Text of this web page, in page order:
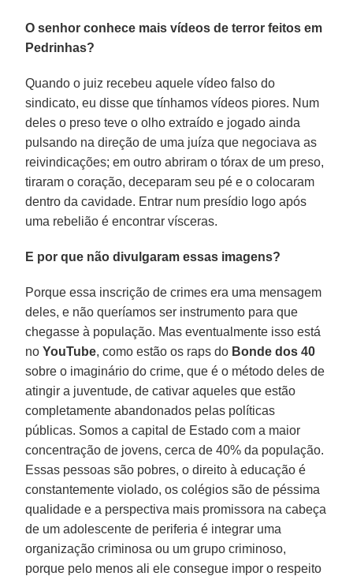
O senhor conhece mais vídeos de terror feitos em
Pedrinhas?
Quando o juiz recebeu aquele vídeo falso do
sindicato, eu disse que tínhamos vídeos piores. Num
deles o preso teve o olho extraído e jogado ainda
pulsando na direção de uma juíza que negociava as
reivindicações; em outro abriram o tórax de um preso,
tiraram o coração, deceparam seu pé e o colocaram
dentro da cavidade. Entrar num presídio logo após
uma rebelião é encontrar vísceras.
E por que não divulgaram essas imagens?
Porque essa inscrição de crimes era uma mensagem
deles, e não queríamos ser instrumento para que
chegasse à população. Mas eventualmente isso está
noYouTube, como estão os raps do Bonde dos 40
sobre o imaginário do crime, que é o método deles de
atingir a juventude, de cativar aqueles que estão
completamente abandonados pelas políticas
públicas. Somos a capital de Estado com a maior
concentração de jovens, cerca de 40% da população.
Essas pessoas são pobres, o direito à educação é
constantemente violado, os colégios são de péssima
qualidade e a perspectiva mais promissora na cabeça
de um adolescente de periferia é integrar uma
organização criminosa ou um grupo criminoso,
porque pelo menos ali ele consegue impor o respeito